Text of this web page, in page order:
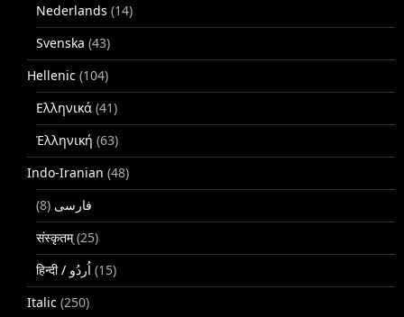
Nederlands (14)
Svenska (43)
Hellenic (104)
Ελληνικά (41)
Ἑλληνική (63)
Indo-Iranian (48)
فارسی (8)
संस्कृतम्(25)
(15)
Italic (250)